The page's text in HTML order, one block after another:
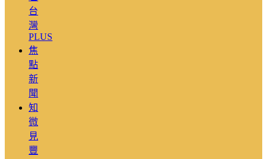
台
灣
PLUS
焦
點
新
聞
知
微
見
豐